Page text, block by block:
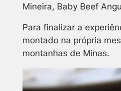
Mineira, Baby Beef
Para finalizar a
montado na própria
montanhas de Minas.